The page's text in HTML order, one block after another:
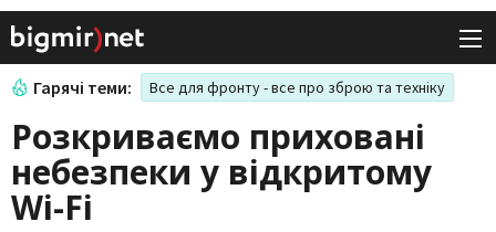
Гарячі теми: Все для фронту - все про зброю та техніку
Розкриваємо приховані
небезпеки у відкритому
Wi-Fi